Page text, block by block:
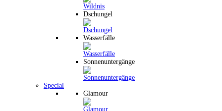
Dschungel
Wasserfälle
Sonnenuntergänge
Special
Glamour